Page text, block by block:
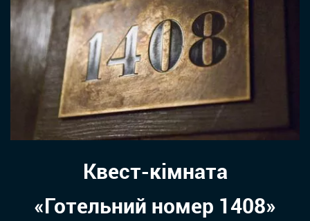
Квест-кімната
«Готельний номер 1408»